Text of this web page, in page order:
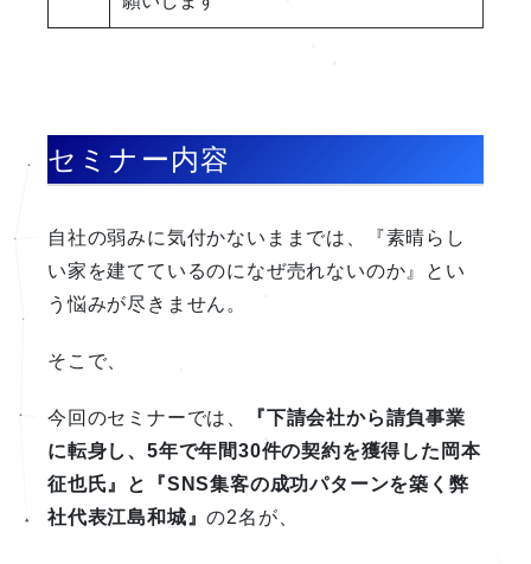
セミナー内容
自社の弱みに気付かないままでは、『素晴らし
い家を建てているのになぜ売れないのか』とい
う悩みが尽きません。
そこで、
今回のセミナーでは、
『下請会社から請負事業
に転身し、5年で年間30件の契約を獲得した岡本
征也氏』と『SNS集客の成功パターンを築く弊
社代表江島和城』の2名が、